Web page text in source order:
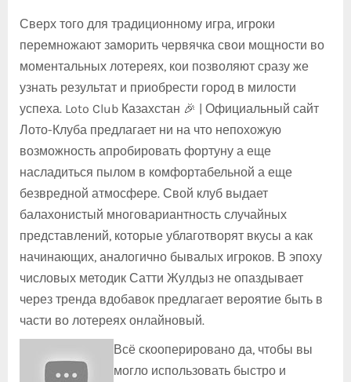
Сверх того для традиционному игра, игроки
перемножают заморить червячка свои мощности во
моментальных лотереях, кои позволяют сразу же
узнать результат и приобрести город в милости
успеха. Loto Club Казахстан 🎉 | Официальный сайт
Лото-Клуба предлагает ни на что непохожую
возможность апробировать фортуну а еще
насладиться пылом в комфортабельной а еще
безвредной атмосфере. Свой клуб выдает
балахонистый многовариантность случайных
представлений, которые ублаготворят вкусы а как
начинающих, аналогично бывалых игроков. В эпоху
числовых методик Сатти Жулдыз не опаздывает
через тренда вдобавок предлагает вероятие быть в
части во лотереях онлайновый.
Всё скооперировано да, чтобы вы
могло использовать быстро и